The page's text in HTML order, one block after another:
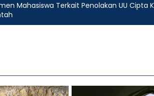
Mahasiswa Terkait Penolakan UU Cipta